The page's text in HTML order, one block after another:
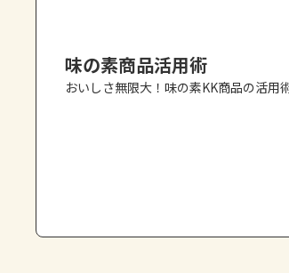
味の素商品活用術
おいしさ無限大！味の素KK商品の活用